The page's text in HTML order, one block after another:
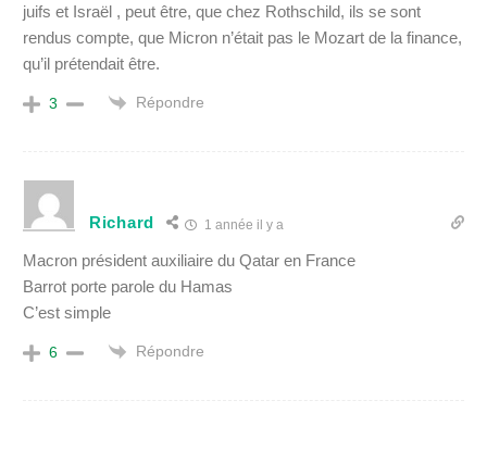
juifs et Israël , peut être, que chez Rothschild, ils se sont
rendus compte, que Micron n’était pas le Mozart de la finance,
qu’il prétendait être.
3 Répondre
Richard 1 année il y a
Macron président auxiliaire du Qatar en France
Barrot porte parole du Hamas
C’est simple
6 Répondre